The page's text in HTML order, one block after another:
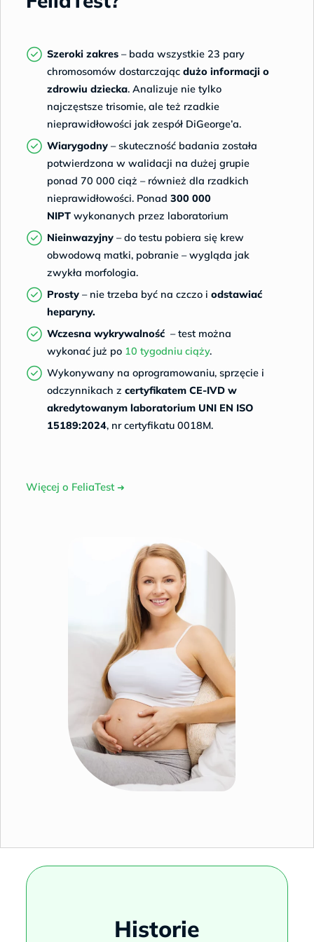
nawodnienie organizmu, czyli pić płyny dzień
Wynik badania udostępniamy online w
bezpiecznym Panelu pacjenta.
Więcej o FeliaTest >>
Szeroki zakres – bada wszystkie 23 pary
chromosomów dostarczając dużo informacji o
zdrowiu dziecka. Analizuje nie tylko
najczęstsze trisomie, ale też rzadkie
nieprawidłowości jak zespół DiGeorge’a.
Wiarygodny – skuteczność badania została
potwierdzona w walidacji na dużej grupie
ponad 70 000 ciąż – również dla rzadkich
nieprawidłowości. Ponad 300 000
NIPT wykonanych przez laboratorium
Nieinwazyjny – do testu pobiera się krew
obwodową matki, pobranie – wygląda jak
zwykła morfologia.
Prosty – nie trzeba być na czczo i odstawiać
heparyny.
Wczesna wykrywalność – test można
wykonać już po 10 tygodniu ciąży.
Wykonywany na oprogramowaniu, sprzęcie i
odczynnikach z certyfikatem CE-IVD w
akredytowanym laboratorium UNI EN ISO
15189:2024, nr certyfikatu 0018M.
Więcej o FeliaTest ➜
Historie